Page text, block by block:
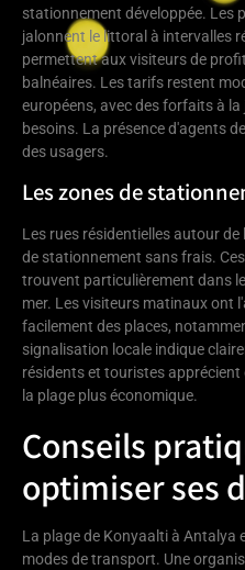
stationnement développée. Les
jalonnent le littoral à intervalles
permettent aux visiteurs de
balnéaires. Les tarifs restent
européens, avec des forfaits à
besoins. La présence d'agents
des usagers.
Les zones de
Les rues résidentielles autour
de stationnement sans frais.
trouvent particulièrement dans
mer. Les visiteurs matinaux ont
facilement des places,
signalisation locale indique
résidents et touristes
la plage plus économique.
Conseils
optimiser ses
La plage de Konyaalti à Antalya
modes de transport. Une